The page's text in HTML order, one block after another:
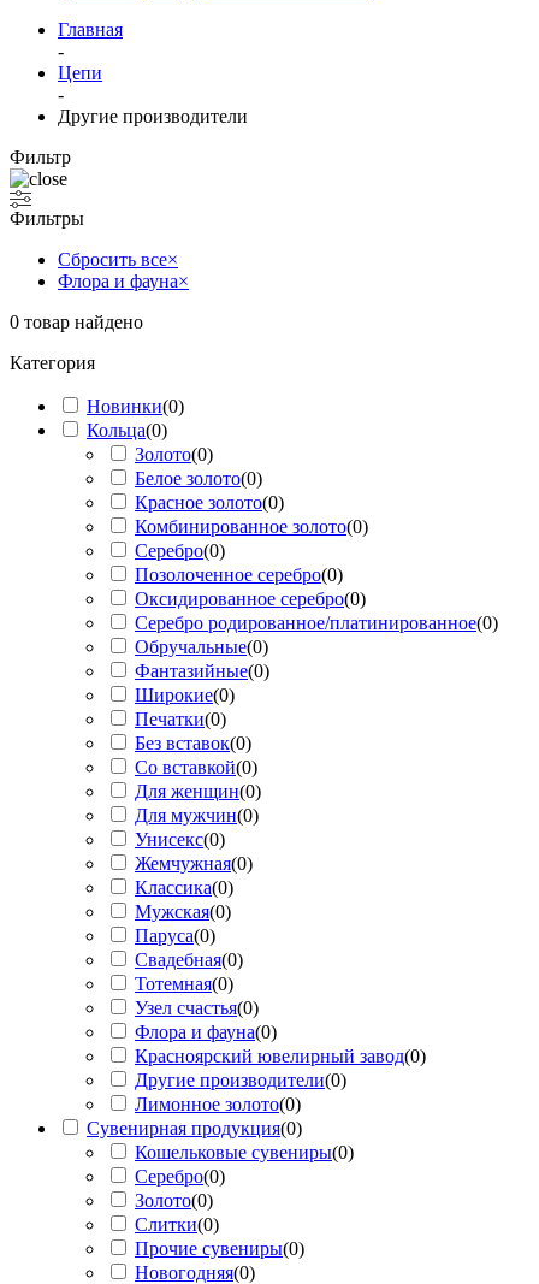
Главная
-
Цепи
-
Другие производители
Фильтр
Фильтры
Сбросить все×
Флора и фауна×
0 товар найдено
Категория
Новинки(0)
Кольца(0)
Золото(0)
Белое золото(0)
Красное золото(0)
Комбинированное золото(0)
Серебро(0)
Позолоченное серебро(0)
Оксидированное серебро(0)
Серебро родированное/платинированное(0)
Обручальные(0)
Фантазийные(0)
Широкие(0)
Печатки(0)
Без вставок(0)
Со вставкой(0)
Для женщин(0)
Для мужчин(0)
Унисекс(0)
Жемчужная(0)
Классика(0)
Мужская(0)
Паруса(0)
Свадебная(0)
Тотемная(0)
Узел счастья(0)
Флора и фауна(0)
Красноярский ювелирный завод(0)
Другие производители(0)
Лимонное золото(0)
Сувенирная продукция(0)
Кошельковые сувениры(0)
Серебро(0)
Золото(0)
Слитки(0)
Прочие сувениры(0)
Новогодняя(0)